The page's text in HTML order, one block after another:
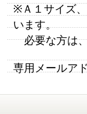
※Ａ１サイズ
います。
必要な方は、
専用メールア